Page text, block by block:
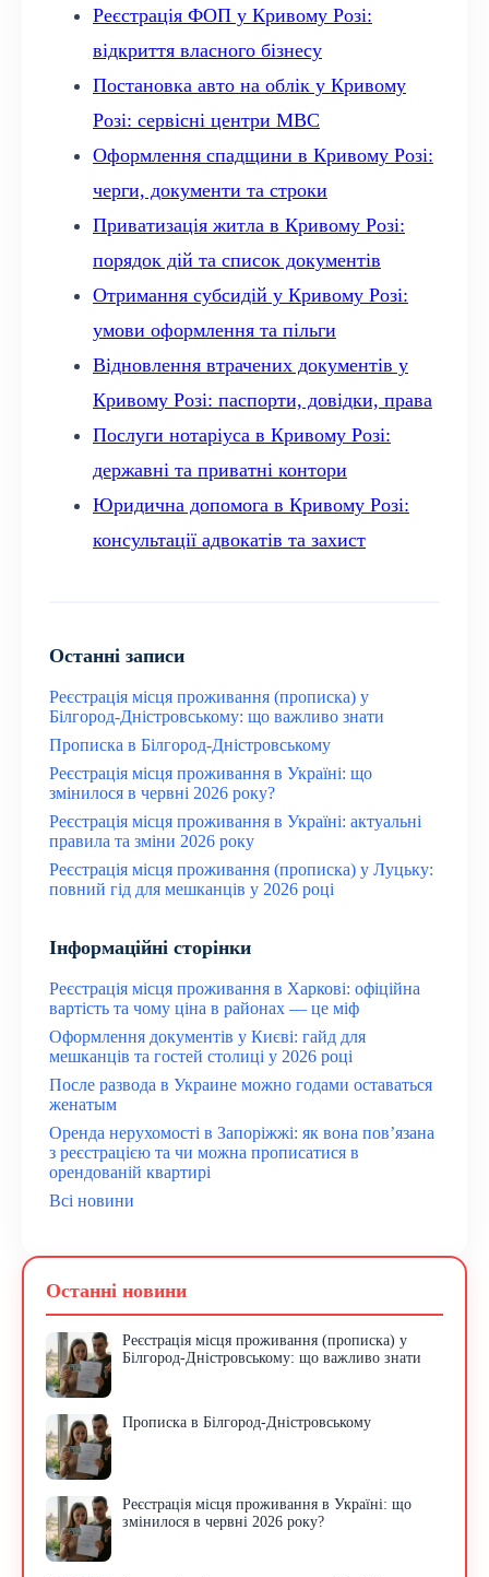
Реєстрація ФОП у Кривому Розі:
відкриття власного бізнесу
Постановка авто на облік у Кривому
Розі: сервісні центри МВС
Оформлення спадщини в Кривому Розі:
черги, документи та строки
Приватизація житла в Кривому Розі:
порядок дій та список документів
Отримання субсидій у Кривому Розі:
умови оформлення та пільги
Відновлення втрачених документів у
Кривому Розі: паспорти, довідки, права
Послуги нотаріуса в Кривому Розі:
державні та приватні контори
Юридична допомога в Кривому Розі:
консультації адвокатів та захист
Останні записи
Реєстрація місця проживання (прописка) у
Білгород-Дністровському: що важливо знати
Прописка в Білгород-Дністровському
Реєстрація місця проживання в Україні: що
змінилося в червні 2026 року?
Реєстрація місця проживання в Україні: актуальні
правила та зміни 2026 року
Реєстрація місця проживання (прописка) у Луцьку:
повний гід для мешканців у 2026 році
Інформаційні сторінки
Реєстрація місця проживання в Харкові: офіційна
вартість та чому ціна в районах — це міф
Оформлення документів у Києві: гайд для
мешканців та гостей столиці у 2026 році
После развода в Украине можно годами оставаться
женатым
Оренда нерухомості в Запоріжжі: як вона пов’язана
з реєстрацією та чи можна прописатися в
орендованій квартирі
Всі новини
Останні новини
Реєстрація місця проживання (прописка) у
Білгород-Дністровському: що важливо знати
Прописка в Білгород-Дністровському
Реєстрація місця проживання в Україні: що
змінилося в червні 2026 року?